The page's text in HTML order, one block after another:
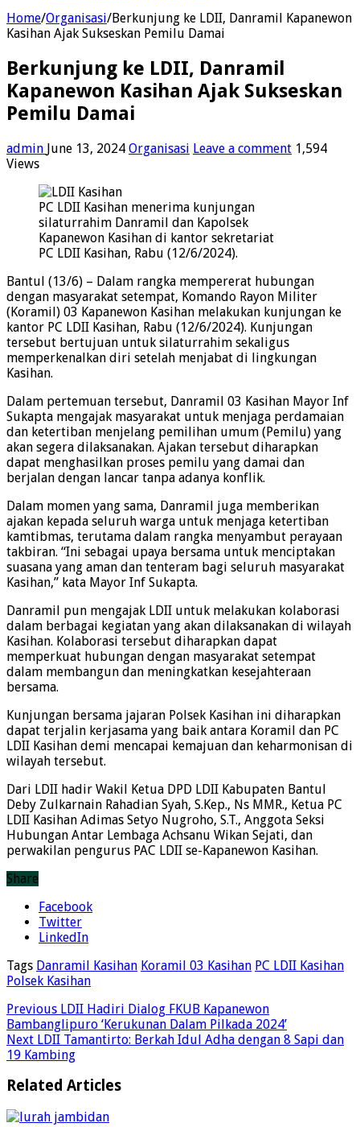
Home/Organisasi/Berkunjung ke LDII, Danramil Kapanewon
Kasihan Ajak Sukseskan Pemilu Damai
Berkunjung ke LDII, Danramil
Kapanewon Kasihan Ajak Sukseskan
Pemilu Damai
admin June 13, 2024 Organisasi Leave a comment 1,594
Views
PC LDII Kasihan menerima kunjungan
silaturrahim Danramil dan Kapolsek
Kapanewon Kasihan di kantor sekretariat
PC LDII Kasihan, Rabu (12/6/2024).
Bantul (13/6) – Dalam rangka mempererat hubungan
dengan masyarakat setempat, Komando Rayon Militer
(Koramil) 03 Kapanewon Kasihan melakukan kunjungan ke
kantor PC LDII Kasihan, Rabu (12/6/2024). Kunjungan
tersebut bertujuan untuk silaturrahim sekaligus
memperkenalkan diri setelah menjabat di lingkungan
Kasihan.
Dalam pertemuan tersebut, Danramil 03 Kasihan Mayor Inf
Sukapta mengajak masyarakat untuk menjaga perdamaian
dan ketertiban menjelang pemilihan umum (Pemilu) yang
akan segera dilaksanakan. Ajakan tersebut diharapkan
dapat menghasilkan proses pemilu yang damai dan
berjalan dengan lancar tanpa adanya konflik.
Dalam momen yang sama, Danramil juga memberikan
ajakan kepada seluruh warga untuk menjaga ketertiban
kamtibmas, terutama dalam rangka menyambut perayaan
takbiran. “Ini sebagai upaya bersama untuk menciptakan
suasana yang aman dan tenteram bagi seluruh masyarakat
Kasihan,” kata Mayor Inf Sukapta.
Danramil pun mengajak LDII untuk melakukan kolaborasi
dalam berbagai kegiatan yang akan dilaksanakan di wilayah
Kasihan. Kolaborasi tersebut diharapkan dapat
memperkuat hubungan dengan masyarakat setempat
dalam membangun dan meningkatkan kesejahteraan
bersama.
Kunjungan bersama jajaran Polsek Kasihan ini diharapkan
dapat terjalin kerjasama yang baik antara Koramil dan PC
LDII Kasihan demi mencapai kemajuan dan keharmonisan di
wilayah tersebut.
Dari LDII hadir Wakil Ketua DPD LDII Kabupaten Bantul
Deby Zulkarnain Rahadian Syah, S.Kep., Ns MMR., Ketua PC
LDII Kasihan Adimas Setyo Nugroho, S.T., Anggota Seksi
Hubungan Antar Lembaga Achsanu Wikan Sejati, dan
perwakilan pengurus PAC LDII se-Kapanewon Kasihan.
Share
Facebook
Twitter
LinkedIn
Tags Danramil Kasihan Koramil 03 Kasihan PC LDII Kasihan
Polsek Kasihan
Previous LDII Hadiri Dialog FKUB Kapanewon
Bambanglipuro ‘Kerukunan Dalam Pilkada 2024’
Next LDII Tamantirto: Berkah Idul Adha dengan 8 Sapi dan
19 Kambing
Related Articles